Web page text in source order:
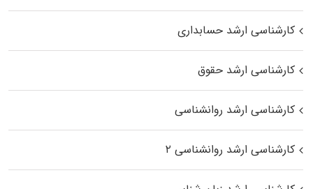
کارشناسی ارشد حسابداری
کارشناسی ارشد حقوق
کارشناسی ارشد روانشناسی
کارشناسی ارشد روانشناسی ۲